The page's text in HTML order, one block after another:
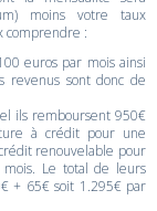
moins votre taux
comprendre :
euros par mois ainsi
revenus sont donc de
ils remboursent 950€
à crédit pour une
renouvelable pour
Le total de leurs
+ 65€ soit 1.295€ par